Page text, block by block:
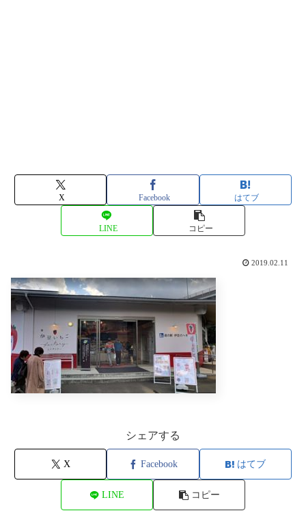
X Facebook はてブ
LINE コピー
2019.02.11
シェアする
X Facebook はてブ
LINE コピー